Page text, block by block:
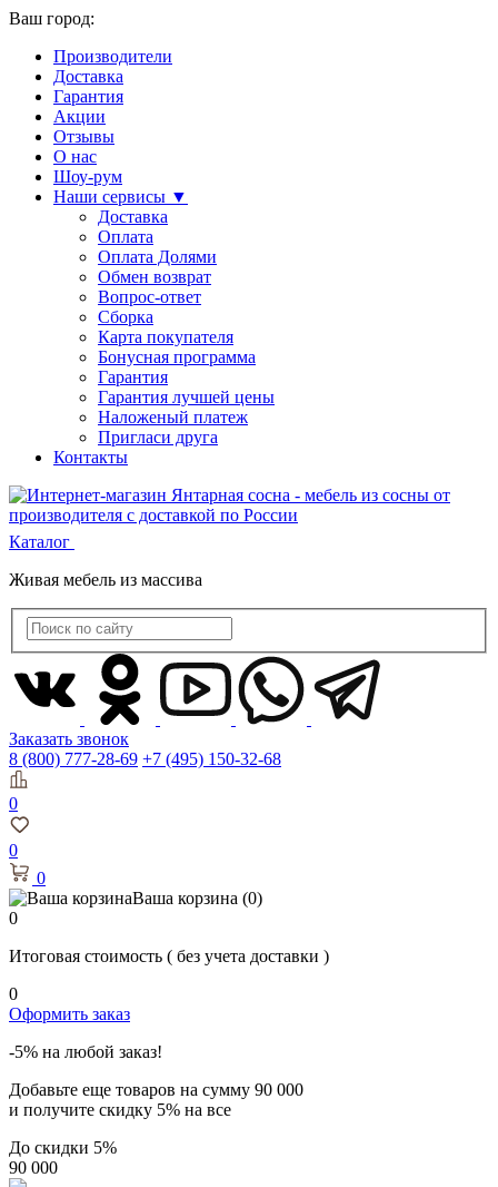
Ваш город:
Производители
Доставка
Гарантия
Акции
Отзывы
О нас
Шоу-рум
Наши сервисы ▼
Доставка
Оплата
Оплата Долями
Обмен возврат
Вопрос-ответ
Сборка
Карта покупателя
Бонусная программа
Гарантия
Гарантия лучшей цены
Наложеный платеж
Пригласи друга
Контакты
Каталог
Живая мебель из массива
Заказать звонок
8 (800) 777-28-69 +7 (495) 150-32-68
0
0
0
Ваша корзина (0)
0
Итоговая стоимость ( без учета доставки )
0
Оформить заказ
-5% на любой заказ!
Добавьте еще товаров на сумму 90 000
и получите скидку 5% на все
До скидки 5%
90 000